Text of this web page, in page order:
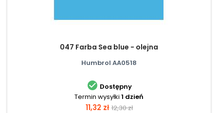
047 Farba Sea blue - olejna
Humbrol AA0518
 Dostępny
Termin wysyłki 1 dzień
Cena
11,32 zł Cena
12,30 zł